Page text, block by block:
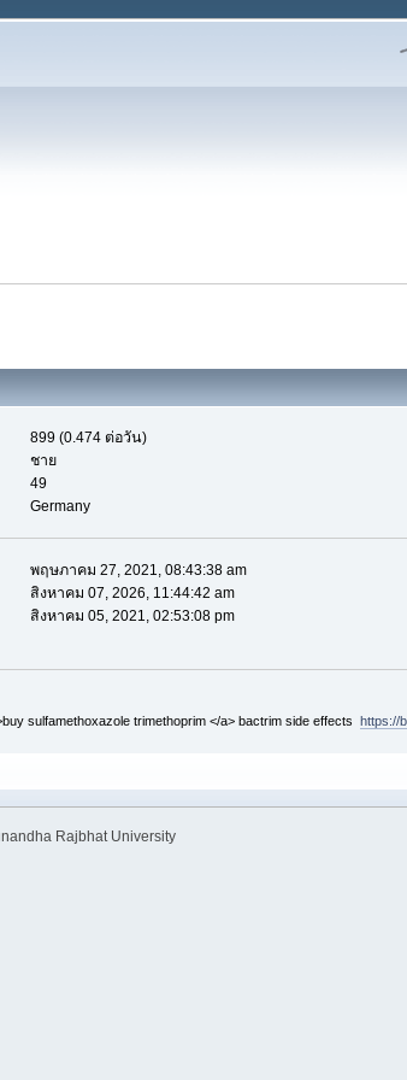
899 (0.474 ต่อวัน)
ชาย
49
Germany
พฤษภาคม 27, 2021, 08:43:38 am
สิงหาคม 07, 2026, 11:44:42 am
สิงหาคม 05, 2021, 02:53:08 pm
sulfamethoxazole trimethoprim </a> bactrim side effects https://
Rajbhat University